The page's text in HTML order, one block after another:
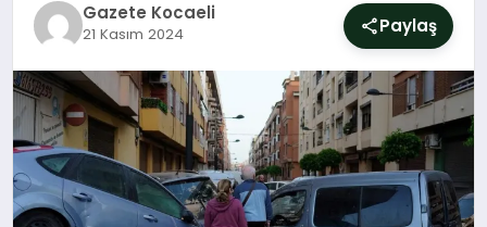
SIYASET
YAŞAM
DÜNYA
SAĞLIK
Gazete Kocaeli
21 Kasım 2024 Paylaş